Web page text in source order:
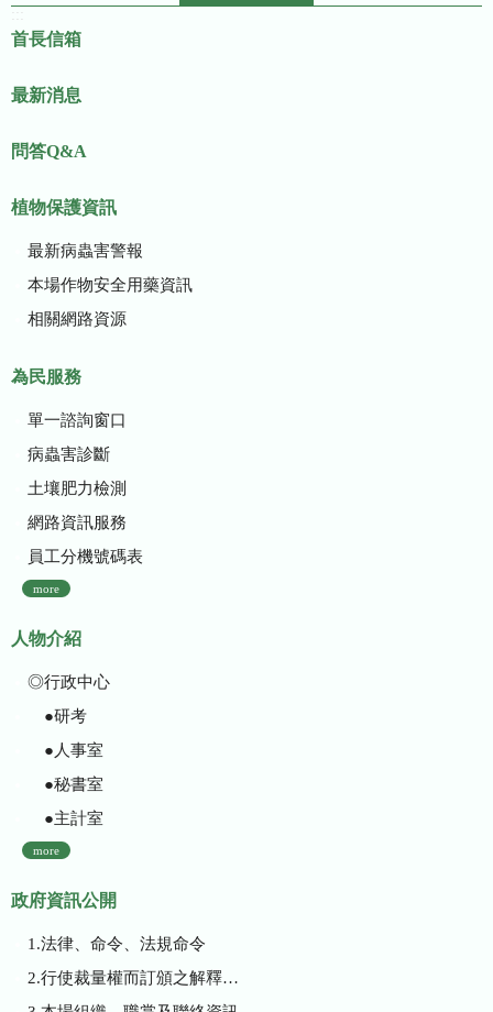
首長信箱
最新消息
問答Q&A
植物保護資訊
最新病蟲害警報
本場作物安全用藥資訊
相關網路資源
為民服務
單一諮詢窗口
病蟲害診斷
土壤肥力檢測
網路資訊服務
員工分機號碼表
more
人物介紹
◎行政中心
●研考
●人事室
●秘書室
●主計室
more
政府資訊公開
1.法律、命令、法規命令
2.行使裁量權而訂頒之解釋性規定及裁量基準